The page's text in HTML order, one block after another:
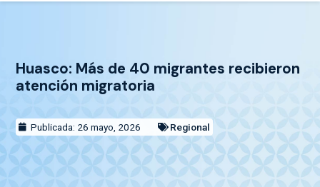
Huasco: Más de 40 migrantes recibieron
atención migratoria
Publicada: 26 mayo, 2026 Regional